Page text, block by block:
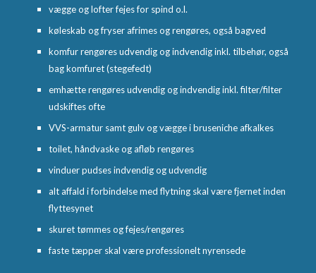
vægge og lofter fejes for spind o.l.
køleskab og fryser afrimes og rengøres, også bagved
komfur rengøres udvendig og indvendig inkl. tilbehør, også
bag komfuret (stegefedt)
emhætte rengøres udvendig og indvendig inkl. filter/filter
udskiftes ofte
VVS-armatur samt gulv og vægge i bruseniche afkalkes
toilet, håndvaske og afløb rengøres
vinduer pudses indvendig og udvendig
alt affald i forbindelse med flytning skal være fjernet inden
flyttesynet
skuret tømmes og fejes/rengøres
faste tæpper skal være professionelt nyrensede